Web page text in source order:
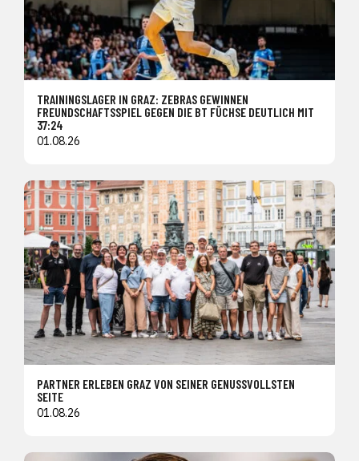
TRAININGSLAGER IN GRAZ: ZEBRAS GEWINNEN
FREUNDSCHAFTSSPIEL GEGEN DIE BT FÜCHSE DEUTLICH MIT
37:24
01.08.26
PARTNER ERLEBEN GRAZ VON SEINER GENUSSVOLLSTEN
SEITE
01.08.26